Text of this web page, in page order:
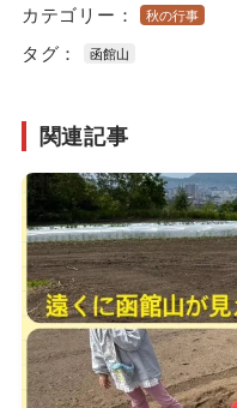
カテゴリー： 秋の行事
タグ： 函館山
関連記事